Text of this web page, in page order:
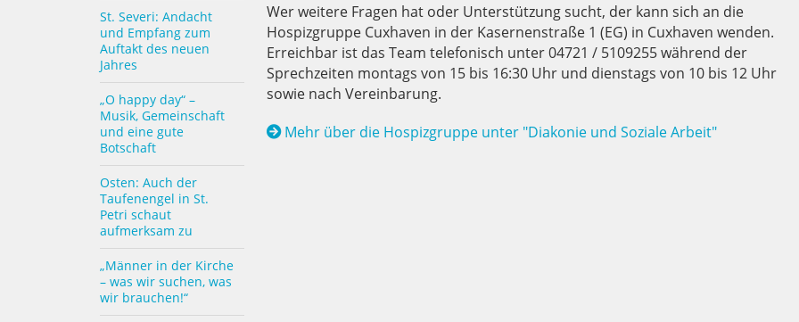
St. Severi: Andacht
und Empfang zum
Auftakt des neuen
Jahres
„O happy day“ –
Musik, Gemeinschaft
und eine gute
Botschaft
Osten: Auch der
Taufenengel in St.
Petri schaut
aufmerksam zu
„Männer in der Kirche
– was wir suchen, was
wir brauchen!“
Wer weitere Fragen hat oder Unterstützung sucht, der kann sich an die
Hospizgruppe Cuxhaven in der Kasernenstraße 1 (EG) in Cuxhaven wenden.
Erreichbar ist das Team telefonisch unter 04721 / 5109255 während der
Sprechzeiten montags von 15 bis 16:30 Uhr und dienstags von 10 bis 12 Uhr
sowie nach Vereinbarung.
Mehr über die Hospizgruppe unter "Diakonie und Soziale Arbeit"